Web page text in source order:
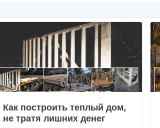
Как построить теплый дом,
не тратя лишних денег